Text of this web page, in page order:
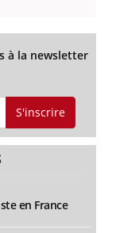
à la newsletter
S'inscrire
en France